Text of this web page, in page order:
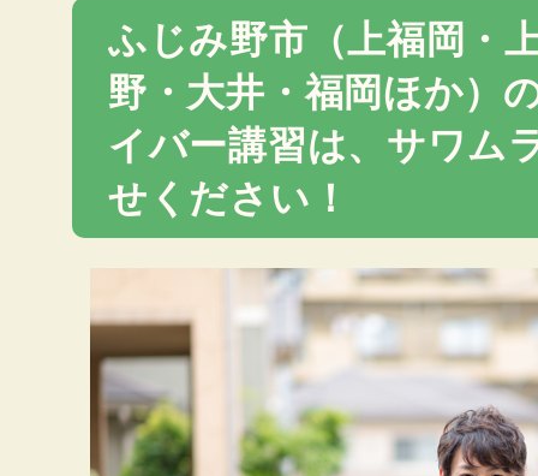
ふじみ野市（上福岡・
野・大井・福岡ほか）
イバー講習は、サワム
せください！